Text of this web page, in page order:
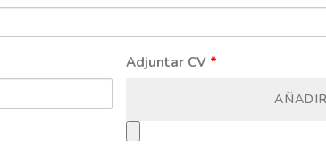
Adjuntar CV *